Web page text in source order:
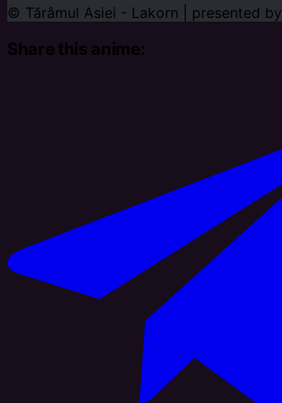
© Tărâmul Asiei - Lakorn | presented by
Share this anime: